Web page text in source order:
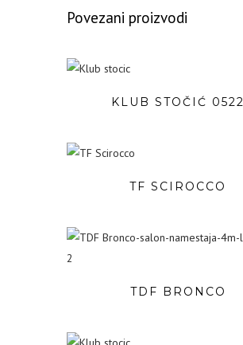
Povezani proizvodi
KLUB STOČIĆ 0522
TF SCIROCCO
TDF BRONCO